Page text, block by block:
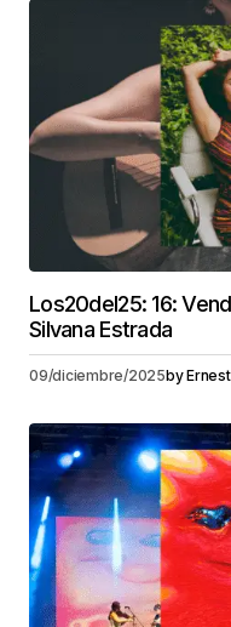
Los20del25: 16:
Silvana Estrada
09/diciembre/2025by